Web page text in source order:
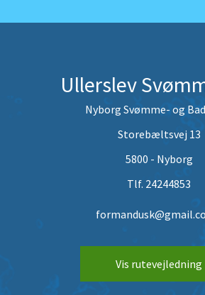
Ullerslev
Nyborg Svømme- og
Storebæltsvej 13
5800 - Nyborg
Tlf. 24244853
Vis rutevejledning